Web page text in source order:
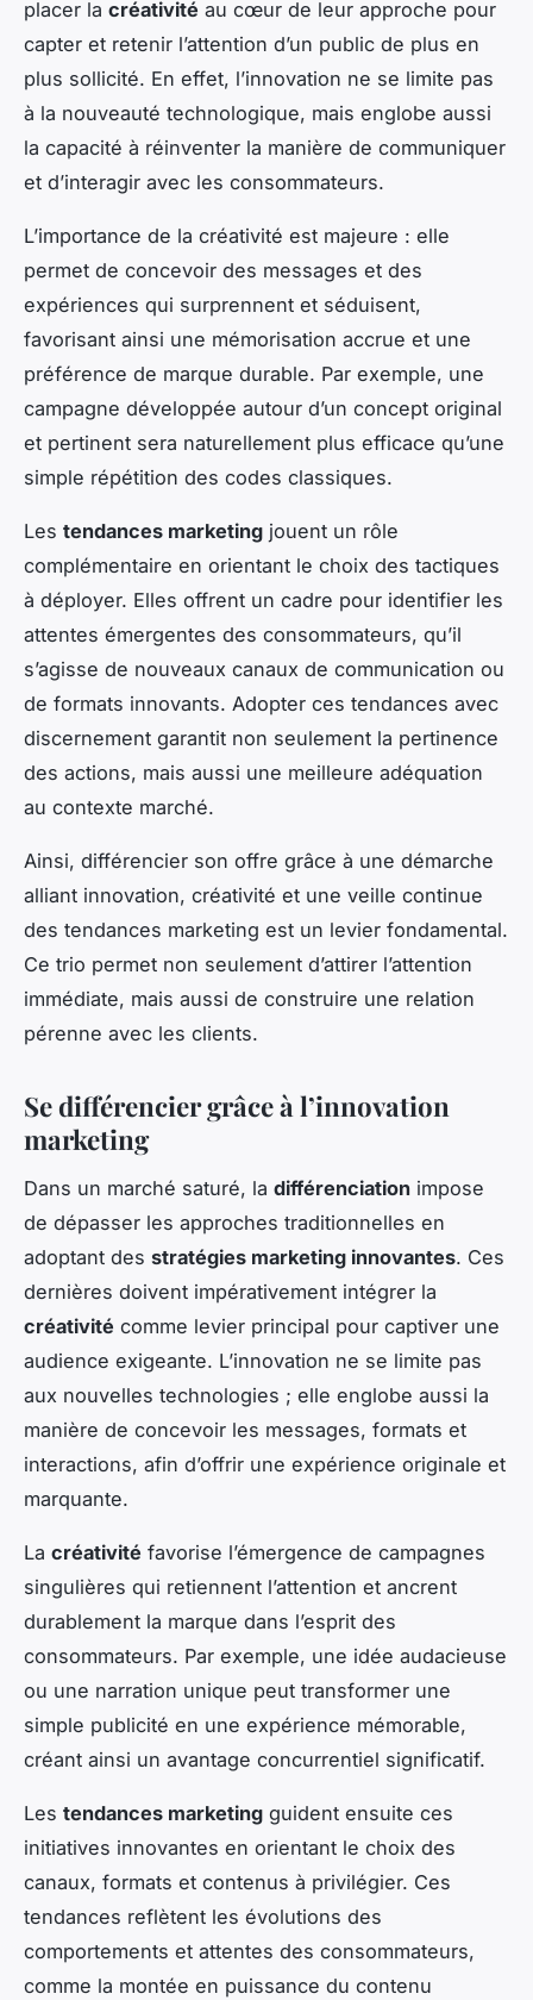
placer la créativité au cœur de leur approche pour
capter et retenir l’attention d’un public de plus en
plus sollicité. En effet, l’innovation ne se limite pas
à la nouveauté technologique, mais englobe aussi
la capacité à réinventer la manière de communiquer
et d’interagir avec les consommateurs.
L’importance de la créativité est majeure : elle
permet de concevoir des messages et des
expériences qui surprennent et séduisent,
favorisant ainsi une mémorisation accrue et une
préférence de marque durable. Par exemple, une
campagne développée autour d’un concept original
et pertinent sera naturellement plus efficace qu’une
simple répétition des codes classiques.
Les tendances marketing jouent un rôle
complémentaire en orientant le choix des tactiques
à déployer. Elles offrent un cadre pour identifier les
attentes émergentes des consommateurs, qu’il
s’agisse de nouveaux canaux de communication ou
de formats innovants. Adopter ces tendances avec
discernement garantit non seulement la pertinence
des actions, mais aussi une meilleure adéquation
au contexte marché.
Ainsi, différencier son offre grâce à une démarche
alliant innovation, créativité et une veille continue
des tendances marketing est un levier fondamental.
Ce trio permet non seulement d’attirer l’attention
immédiate, mais aussi de construire une relation
pérenne avec les clients.
Se différencier grâce à l’innovation
marketing
Dans un marché saturé, la différenciation impose
de dépasser les approches traditionnelles en
adoptant des stratégies marketing innovantes. Ces
dernières doivent impérativement intégrer la
créativité comme levier principal pour captiver une
audience exigeante. L’innovation ne se limite pas
aux nouvelles technologies ; elle englobe aussi la
manière de concevoir les messages, formats et
interactions, afin d’offrir une expérience originale et
marquante.
La créativité favorise l’émergence de campagnes
singulières qui retiennent l’attention et ancrent
durablement la marque dans l’esprit des
consommateurs. Par exemple, une idée audacieuse
ou une narration unique peut transformer une
simple publicité en une expérience mémorable,
créant ainsi un avantage concurrentiel significatif.
Les tendances marketing guident ensuite ces
initiatives innovantes en orientant le choix des
canaux, formats et contenus à privilégier. Ces
tendances reflètent les évolutions des
comportements et attentes des consommateurs,
comme la montée en puissance du contenu